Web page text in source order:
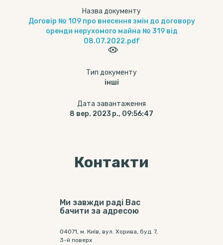
Назва документу
Договір № 109 про внесення змін до договору
оренди нерухомого майна № 319 від
08.07.2022.pdf
Тип документу
інші
Дата завантаження
8 вер. 2023 р., 09:56:47
Контакти
Ми завжди раді Вас
бачити за адресою
04071, м. Київ, вул. Хорива, буд. 7,
3-й поверх